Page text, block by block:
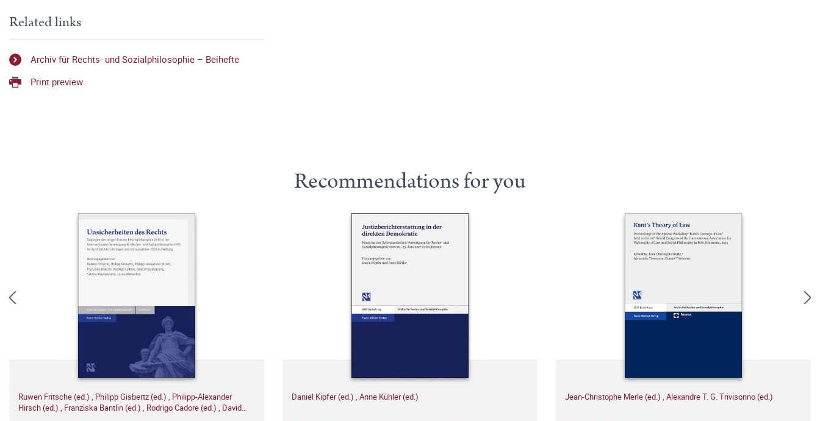
Related links
Archiv für Rechts- und Sozialphilosophie – Beihefte
Print preview
Recommendations for you
Ruwen Fritsche (ed.) Philipp Gisbertz (ed.)
Philipp-Alexander
Hirsch (ed.)
Franziska Bantlin (ed.) Rodrigo Cadore (ed.)
David
Daniel Kipfer (ed.) Anne Kühler (ed.) Jean-Christophe Merle (ed.) Alexandre T. G. Trivisonno (ed.)